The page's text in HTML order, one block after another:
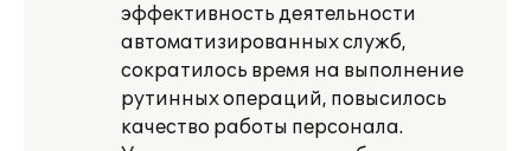
эффективность деятельности
автоматизированных служб,
сократилось время на выполнение
рутинных операций, повысилось
качество работы персонала.